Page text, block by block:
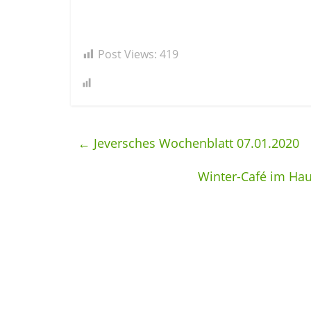
Post Views: 419
← Jeversches Wochenblatt 07.01.2020
Winter-Café im